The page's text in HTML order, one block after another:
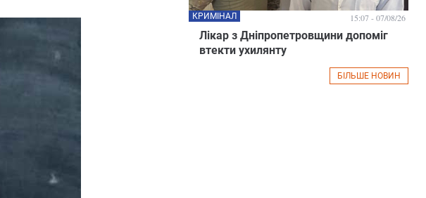
Лікар з Дніпропетровщини допоміг
втекти ухилянту
КРИМІНАЛ 15:07 - 07/08/26
БІЛЬШЕ НОВИН